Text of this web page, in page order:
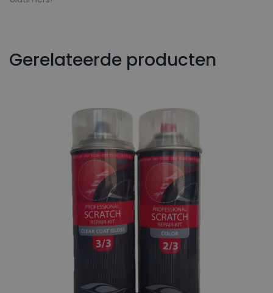
Gerelateerde producten